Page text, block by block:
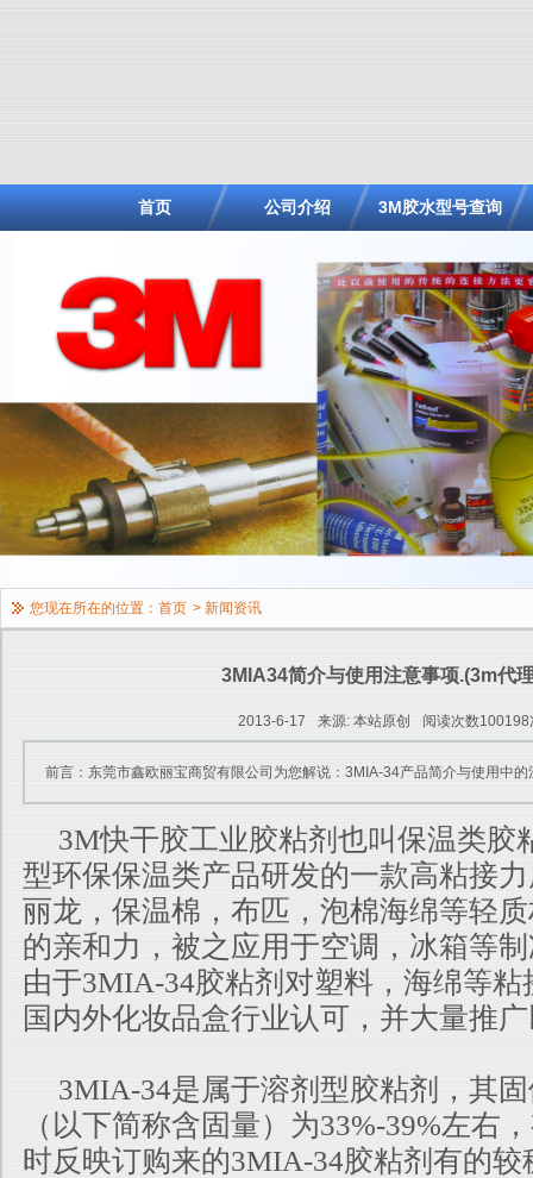
首页 公司介绍 3M胶水型号查询
您现在所在的位置： 首页 > 新闻资讯
3MIA34简介与使用注意事项.(3m代
2013-6-17 来源: 本站原创 阅读次数100198
前言：东莞市鑫欧丽宝商贸有限公司为您解说：3MIA-34产品简介与使用中的
3M快干胶工业胶粘剂也叫保温类胶
型环保保温类产品研发的一款高粘接力
丽龙，保温棉，布匹，泡棉海绵等轻
的亲和力，被之应用于空调，冰箱等
由于3MIA-34胶粘剂对塑料，海绵等
国内外化妆品盒行业认可，并大量推
3MIA-34是属于溶剂型胶粘剂，其固
（以下简称含固量）为33%-39%左右
时反映订购来的3MIA-34胶粘剂有的